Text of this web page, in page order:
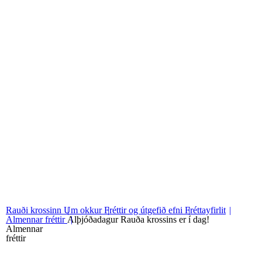
Rauði krossinn Um okkurFréttir og útgefið efni Fréttayfirlit
Almennar fréttir Alþjóðadagur Rauða krossins er í dag!
Almennar
fréttir